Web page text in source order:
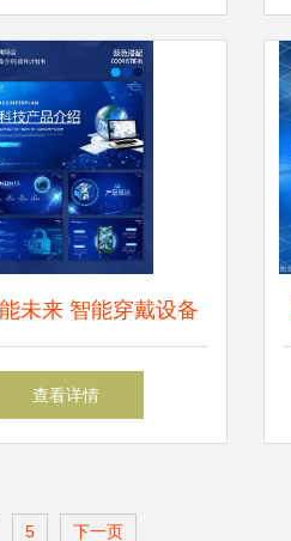
未来 智能穿戴设备
目进展与计划书
查看详情
5 下一页